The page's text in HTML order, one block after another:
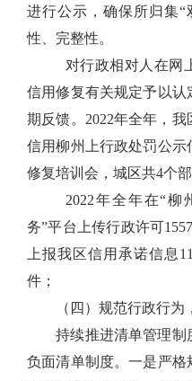
进行公示，确保所归集“
性、完整性。
对行政相对人在网
信用修复有关规定予以
期反馈。 2022年全年，我
信用柳州上行政处罚公示
修复培训会，城区共4个部
2022年全年在“柳
务”平台上传行政许可
上报我区信用承诺信息
件；
（四）规范行政行
持续推进清单管理制
负面清单制度。一是严格